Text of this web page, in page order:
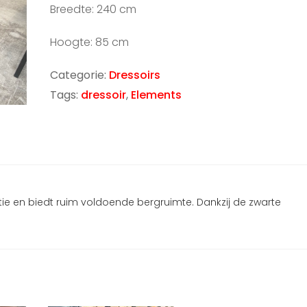
Breedte: 240 cm
Hoogte: 85 cm
Categorie: Dressoirs
Tags: dressoir, Elements
en biedt ruim voldoende bergruimte. Dankzij de zwarte